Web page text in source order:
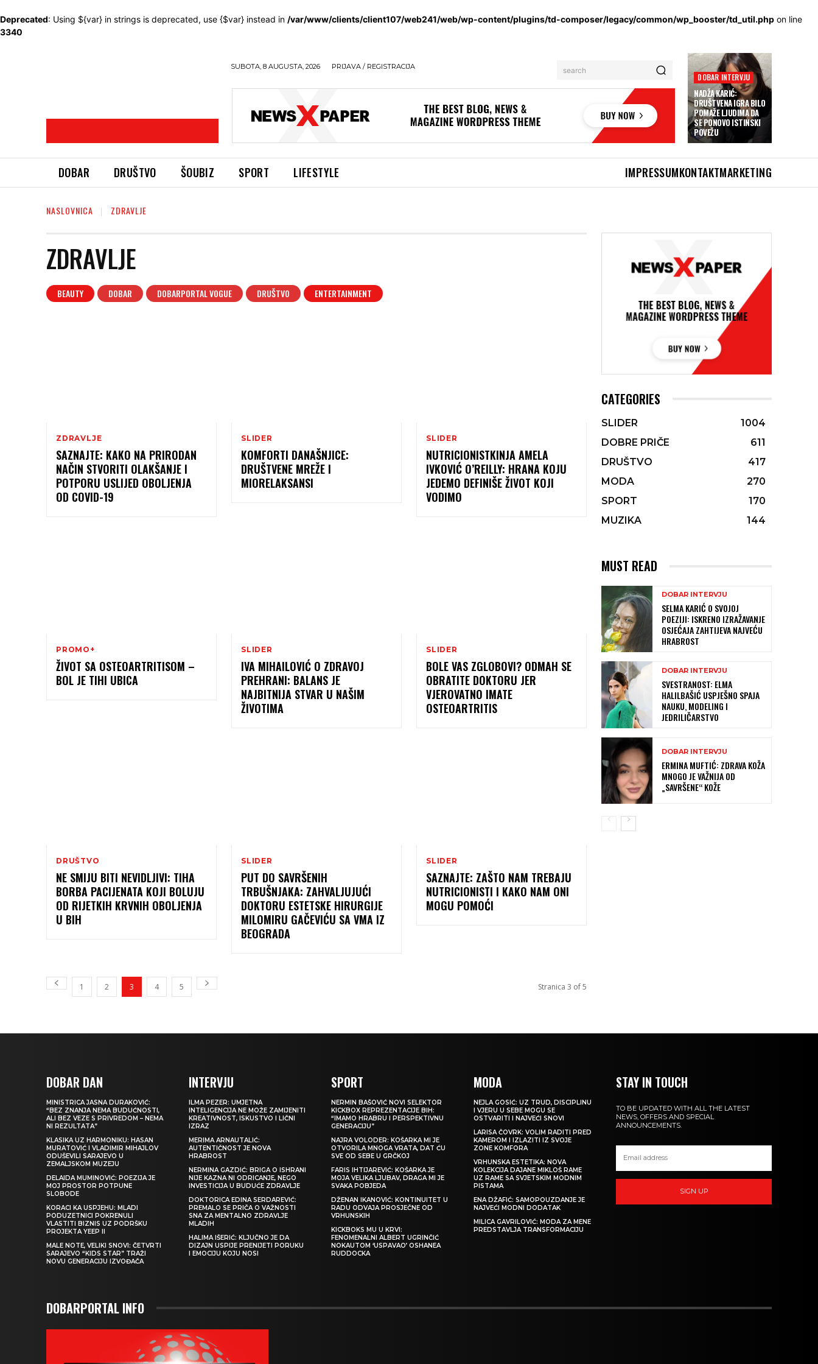
Deprecated: Using ${var} in strings is deprecated, use {$var} instead in /var/www/clients/client107/web241/web/wp-content/plugins/td-composer/legacy/common/wp_booster/td_util.php on line
3340
SUBOTA, 8 AUGUSTA, 2026 PRIJAVA / REGISTRACIJA search
DOBAR INTERVJU
NADŽA KARIĆ:
DRUŠTVENA IGRA BILO
POMAŽE LJUDIMA DA
SE PONOVO ISTINSKI
POVEŽU
DOBAR DRUŠTVO ŠOUBIZ SPORT LIFESTYLE IMPRESSUMKONTAKTMARKETING
NASLOVNICA ZDRAVLJE
ZDRAVLJE
BEAUTY DOBAR DOBARPORTAL VOGUE DRUŠTVO ENTERTAINMENT
ZDRAVLJE
SAZNAJTE: KAKO NA PRIRODAN
NAČIN STVORITI OLAKŠANJE I
POTPORU USLIJED OBOLJENJA
OD COVID-19
SLIDER
KOMFORTI DANAŠNJICE:
DRUŠTVENE MREŽE I
MIORELAKSANSI
SLIDER
NUTRICIONISTKINJA AMELA
IVKOVIĆ O’REILLY: HRANA KOJU
JEDEMO DEFINIŠE ŽIVOT KOJI
VODIMO
PROMO+
ŽIVOT SA OSTEOARTRITISOM –
BOL JE TIHI UBICA
SLIDER
IVA MIHAILOVIĆ O ZDRAVOJ
PREHRANI: BALANS JE
NAJBITNIJA STVAR U NAŠIM
ŽIVOTIMA
SLIDER
BOLE VAS ZGLOBOVI? ODMAH SE
OBRATITE DOKTORU JER
VJEROVATNO IMATE
OSTEOARTRITIS
DRUŠTVO
NE SMIJU BITI NEVIDLJIVI: TIHA
BORBA PACIJENATA KOJI BOLUJU
OD RIJETKIH KRVNIH OBOLJENJA
U BIH
SLIDER
PUT DO SAVRŠENIH
TRBUŠNJAKA: ZAHVALJUJUĆI
DOKTORU ESTETSKE HIRURGIJE
MILOMIRU GAČEVIĆU SA VMA IZ
BEOGRADA
SLIDER
SAZNAJTE: ZAŠTO NAM TREBAJU
NUTRICIONISTI I KAKO NAM ONI
MOGU POMOĆI
1 2 3 4 5 Stranica 3 of 5
CATEGORIES
SLIDER
1004
DOBRE PRIČE
611
DRUŠTVO
417
MODA
270
SPORT
170
MUZIKA
144
MUST READ
DOBAR INTERVJU
SELMA KARIĆ O SVOJOJ
POEZIJI: ISKRENO IZRAŽAVANJE
OSJEĆAJA ZAHTIJEVA NAJVEĆU
HRABROST
DOBAR INTERVJU
SVESTRANOST: ELMA
HALILBAŠIĆ USPJEŠNO SPAJA
NAUKU, MODELING I
JEDRILIČARSTVO
DOBAR INTERVJU
ERMINA MUFTIĆ: ZDRAVA KOŽA
MNOGO JE VAŽNIJA OD
„SAVRŠENE“ KOŽE
DOBAR DAN
MINISTRICA JASNA DURAKOVIĆ:
“BEZ ZNANJA NEMA BUDUĆNOSTI,
ALI BEZ VEZE S PRIVREDOM – NEMA
NI REZULTATA”
KLASIKA UZ HARMONIKU: HASAN
MURATOVIĆ I VLADIMIR MIHAJLOV
ODUŠEVILI SARAJEVO U
ZEMALJSKOM MUZEJU
DELAIDA MUMINOVIĆ: POEZIJA JE
MOJ PROSTOR POTPUNE
SLOBODE
KORACI KA USPJEHU: MLADI
PODUZETNICI POKRENULI
VLASTITI BIZNIS UZ PODRŠKU
PROJEKTA YEEP II
MALE NOTE, VELIKI SNOVI: ČETVRTI
SARAJEVO “KIDS STAR” TRAŽI
NOVU GENERACIJU IZVOĐAČA
INTERVJU
ILMA PEZER: UMJETNA
INTELIGENCIJA NE MOŽE ZAMIJENITI
KREATIVNOST, ISKUSTVO I LIČNI
IZRAZ
MERIMA ARNAUTALIĆ:
AUTENTIČNOST JE NOVA
HRABROST
NERMINA GAZDIĆ: BRIGA O ISHRANI
NIJE KAZNA NI ODRICANJE, NEGO
INVESTICIJA U BUDUĆE ZDRAVLJE
DOKTORICA EDINA SERDAREVIĆ:
PREMALO SE PRIČA O VAŽNOSTI
SNA ZA MENTALNO ZDRAVLJE
MLADIH
HALIMA IŠERIĆ: KLJUČNO JE DA
DIZAJN USPIJE PRENIJETI PORUKU
I EMOCIJU KOJU NOSI
SPORT
NERMIN BAŠOVIĆ NOVI SELEKTOR
KICKBOX REPREZENTACIJE BIH:
“IMAMO HRABRU I PERSPEKTIVNU
GENERACIJU”
NAJRA VOLODER: KOŠARKA MI JE
OTVORILA MNOGA VRATA, DAT ĆU
SVE OD SEBE U GRČKOJ
FARIS IHTIJAREVIĆ: KOŠARKA JE
MOJA VELIKA LJUBAV, DRAGA MI JE
SVAKA POBJEDA
DŽENAN IKANOVIĆ: KONTINUITET U
RADU ODVAJA PROSJEČNE OD
VRHUNSKIH
KICKBOKS MU U KRVI:
FENOMENALNI ALBERT UGRINČIĆ
NOKAUTOM ‘USPAVAO’ OSHANEA
RUDDOCKA
MODA
NEJLA GOSIĆ: UZ TRUD, DISCIPLINU
I VJERU U SEBE MOGU SE
OSTVARITI I NAJVEĆI SNOVI
LARISA ČOVRK: VOLIM RADITI PRED
KAMEROM I IZLAZITI IZ SVOJE
ZONE KOMFORA
VRHUNSKA ESTETIKA: NOVA
KOLEKCIJA DAJANE MIKLOŠ RAME
UZ RAME SA SVJETSKIM MODNIM
PISTAMA
ENA DŽAFIĆ: SAMOPOUZDANJE JE
NAJVEĆI MODNI DODATAK
MILICA GAVRILOVIĆ: MODA ZA MENE
PREDSTAVLJA TRANSFORMACIJU
STAY IN TOUCH
TO BE UPDATED WITH ALL THE LATEST
NEWS, OFFERS AND SPECIAL
ANNOUNCEMENTS.
SIGN UP
DOBARPORTAL INFO